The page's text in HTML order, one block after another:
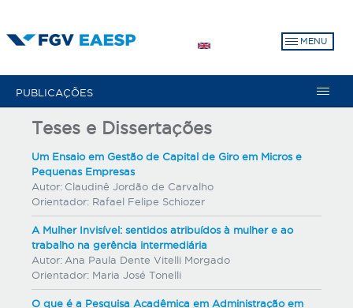
para
MENU
PUBLICAÇÕES
Teses e Dissertações
Um Ensaio em Gestão de Capital de Giro em Micros e
Pequenas Empresas
Autor: Claudinê Jordão de Carvalho
Orientador: Rafael Felipe Schiozer
A Mulher Invisível: sentidos atribuídos à mulher e ao
trabalho na gerência intermediária
Autor: Ana Paula Dente Vitelli Morgado
Orientador: Maria José Tonelli
O que é a Pesquisa Acadêmica em Administração em